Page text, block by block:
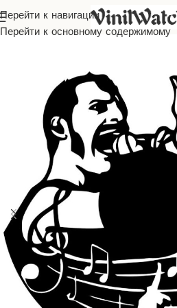
Перейти к навигации
Перейти к основному содержимому
Часы из виниловой пластинки